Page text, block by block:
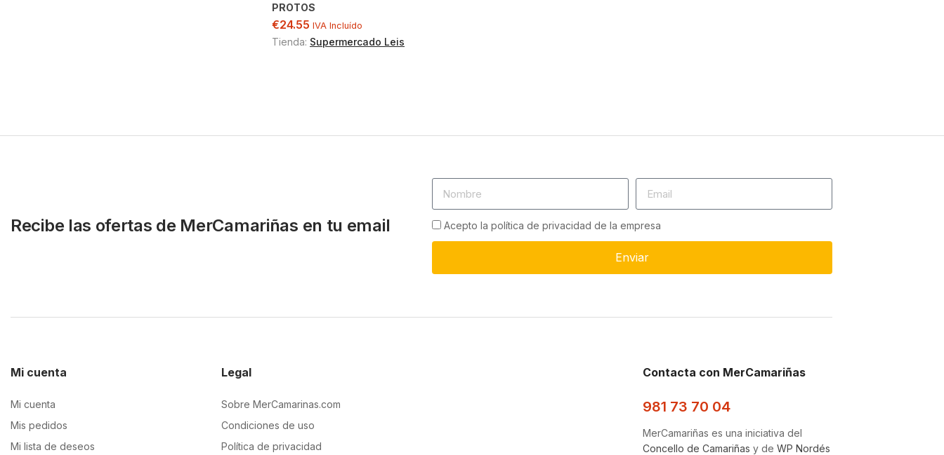
PROTOS
€24.55 IVA Incluído
Tienda: Supermercado Leis
Recibe las ofertas de MerCamariñas en tu email Acepto la política de privacidad de la empresa
Enviar
Mi cuenta
Mi cuenta
Mis pedidos
Mi lista de deseos
Legal
Sobre MerCamarinas.com
Condiciones de uso
Política de privacidad
Contacta con MerCamariñas
981 73 70 04
MerCamariñas es una iniciativa del
Concello de Camariñas y de WP Nordés